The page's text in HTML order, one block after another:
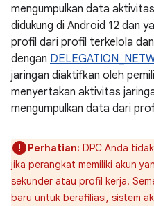
mengumpulkan data
didukung di Android 12 dan
profil dari profil terkelola
dengan
jaringan diaktifkan oleh
menyertakan aktivitas
mengumpulkan data dari
Perhatian: DPC Anda
jika perangkat memiliki akun
sekunder atau profil kerja.
baru untuk berafiliasi, sistem